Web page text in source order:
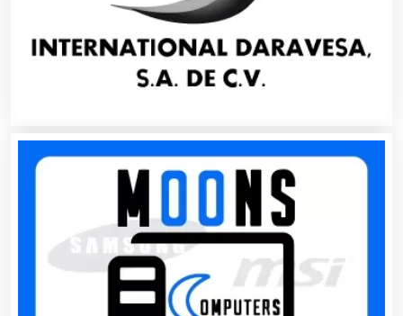
Artículos de Piel
Artículos Importados
Artículos para el Hogar
Artículos para Regalos